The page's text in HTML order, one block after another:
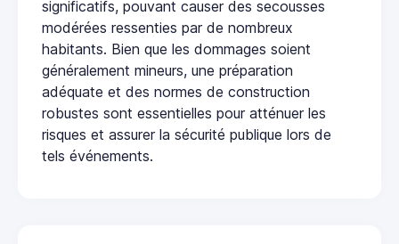
significatifs, pouvant causer des secousses
modérées ressenties par de nombreux
habitants. Bien que les dommages soient
généralement mineurs, une préparation
adéquate et des normes de construction
robustes sont essentielles pour atténuer les
risques et assurer la sécurité publique lors de
tels événements.